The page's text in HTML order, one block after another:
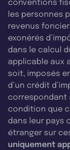
conventions
les personnes
revenus
exonérés
dans le calcul
applicable aux
soit, imposés
d’un crédit
correspondant
condition que
dans leur pays
étranger sur
uniquement